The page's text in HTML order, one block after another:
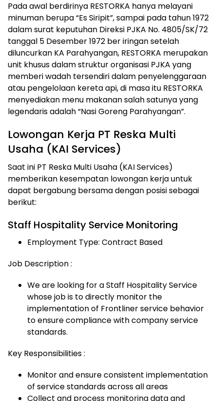
Pada awal berdirinya RESTORKA hanya melayani
minuman berupa “Es Siripit”, sampai pada tahun 1972
dalam surat keputuhan Direksi PJKA No. 4805/SK/72
tanggal 5 Desember 1972 ber iringan setelah
diluncurkan KA Parahyangan, RESTORKA merupakan
unit khusus dalam struktur organisasi PJKA yang
memberi wadah tersendiri dalam penyelenggaraan
atau pengelolaan kereta api, di masa itu RESTORKA
menyediakan menu makanan salah satunya yang
legendaris adalah “Nasi Goreng Parahyangan”.
Lowongan Kerja PT Reska Multi
Usaha (KAI Services)
Saat ini PT Reska Multi Usaha (KAI Services)
memberikan kesempatan lowongan kerja untuk
dapat bergabung bersama dengan posisi sebagai
berikut:
Staff Hospitality Service Monitoring
Employment Type: Contract Based
Job Description :
We are looking for a Staff Hospitality Service
whose job is to directly monitor the
implementation of Frontliner service behavior
to ensure compliance with company service
standards.
Key Responsibilities :
Monitor and ensure consistent implementation
of service standards across all areas
Collect and process monitoring data and